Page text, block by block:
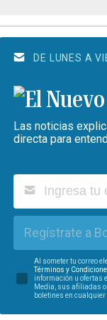
DE LUNES A
Las noticias
directa para
Regístrate a
Al someter tu correo
Términos y
información u ofertas
Media, sus afiliadas
boletines en cualquier